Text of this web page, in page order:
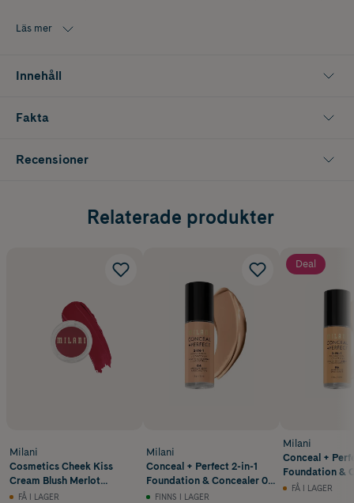
för en intensiv brun look eller endast längs konturerna för att
Nyans: Rich Cocoa 180.
Läs mer
Innehåll
Fakta
Recensioner
Relaterade produkter
Milani
Cosmetics Cheek Kiss
Cream Blush Merlot
Moment 6 g
FÅ I LAGER
Milani
Conceal + Perfect 2-in-1
Foundation & Concealer 04
Medium Beige 30 ml
FINNS I LAGER
Deal
Milani
Conceal +
Foundation &
Sand Beige 30
FÅ I LAGER